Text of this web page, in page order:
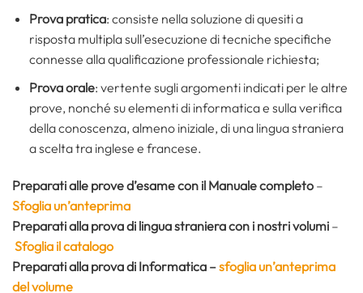
Prova pratica: consiste nella soluzione di quesiti a
risposta multipla sull’esecuzione di tecniche specifiche
connesse alla qualificazione professionale richiesta;
Prova orale: vertente sugli argomenti indicati per le altre
prove, nonché su elementi di informatica e sulla verifica
della conoscenza, almeno iniziale, di una lingua straniera
a scelta tra inglese e francese.
Preparati alle prove d’esame con il Manuale completo –
Sfoglia un’anteprima
Preparati alla prova di lingua straniera con i nostri volumi –
Sfoglia il catalogo
Preparati alla prova di Informatica –sfoglia un’anteprima
del volume